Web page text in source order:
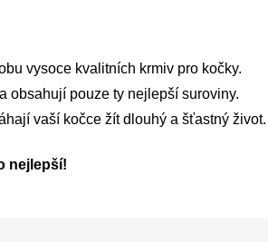
vysoce kvalitních krmiv pro kočky.
obsahují pouze ty nejlepší suroviny.
vaší kočce žít dlouhý a šťastný život.
nejlepší!